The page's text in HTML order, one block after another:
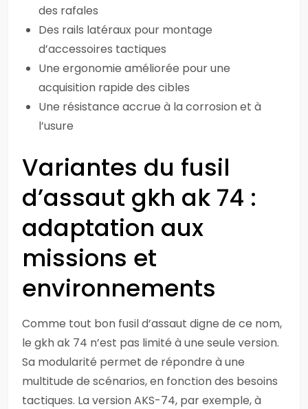
des rafales
Des rails latéraux pour montage
d’accessoires tactiques
Une ergonomie améliorée pour une
acquisition rapide des cibles
Une résistance accrue à la corrosion et à
l’usure
Variantes du fusil
d’assaut gkh ak 74 :
adaptation aux
missions et
environnements
Comme tout bon fusil d’assaut digne de ce nom,
le gkh ak 74 n’est pas limité à une seule version.
Sa modularité permet de répondre à une
multitude de scénarios, en fonction des besoins
tactiques. La version AKS-74, par exemple, à